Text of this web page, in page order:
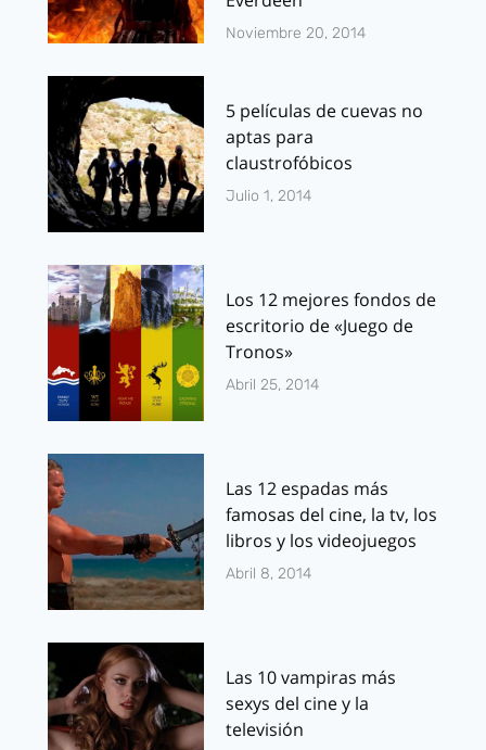
Noviembre 20, 2014
5 películas de cuevas no
aptas para
claustrofóbicos
Julio 1, 2014
Los 12 mejores fondos de
escritorio de «Juego de
Tronos»
Abril 25, 2014
Las 12 espadas más
famosas del cine, la tv, los
libros y los videojuegos
Abril 8, 2014
Las 10 vampiras más
sexys del cine y la
televisión